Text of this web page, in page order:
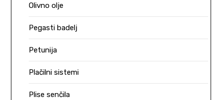
Olivno olje
Pegasti badelj
Petunija
Plačilni sistemi
Plise senčila